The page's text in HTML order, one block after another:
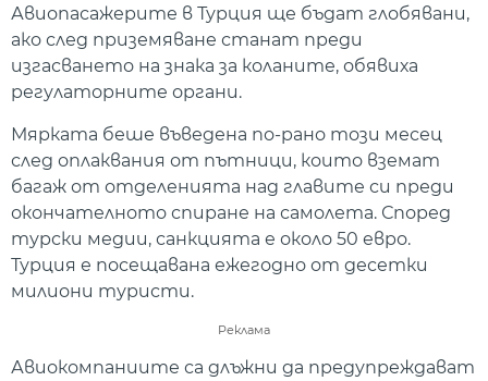
Авиопасажерите в Турция ще бъдат глобявани,
ако след приземяване станат преди
изгасването на знака за коланите, обявиха
регулаторните органи.
Мярката беше въведена по-рано този месец
след оплаквания от пътници, които вземат
багаж от отделенията над главите си преди
окончателното спиране на самолета. Според
турски медии, санкцията е около 50 евро.
Турция е посещавана ежегодно от десетки
милиони туристи.
Реклама
Авиокомпаниите са длъжни да предупреждават